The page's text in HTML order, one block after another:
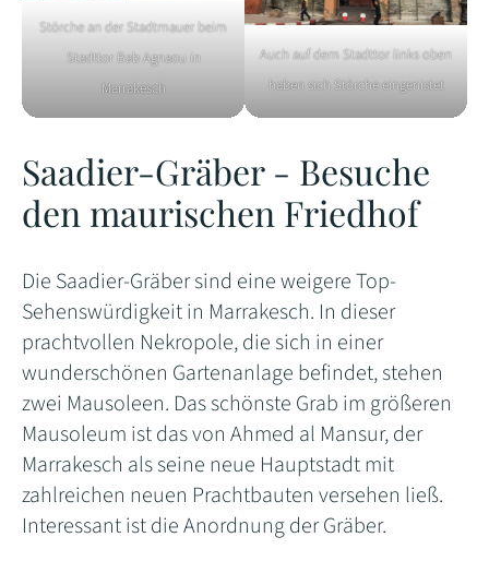
Störche an der Stadtmauer beim
Stadttor Bab Agnaou in
Marrakesch
Auch auf dem Stadttor links oben
haben sich Störche eingenistet
Saadier-Gräber - Besuche
den maurischen Friedhof
Die Saadier-Gräber sind eine weigere Top-
Sehenswürdigkeit in Marrakesch. In dieser
prachtvollen Nekropole, die sich in einer
wunderschönen Gartenanlage befindet, stehen
zwei Mausoleen. Das schönste Grab im größeren
Mausoleum ist das von Ahmed al Mansur, der
Marrakesch als seine neue Hauptstadt mit
zahlreichen neuen Prachtbauten versehen ließ.
Interessant ist die Anordnung der Gräber.